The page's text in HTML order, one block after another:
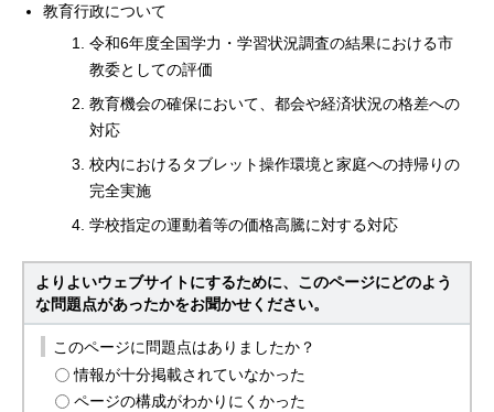
教育行政について
令和6年度全国学力・学習状況調査の結果における市
教委としての評価
教育機会の確保において、都会や経済状況の格差への
対応
校内におけるタブレット操作環境と家庭への持帰りの
完全実施
学校指定の運動着等の価格高騰に対する対応
よりよいウェブサイトにするために、このページにどのよう
な問題点があったかをお聞かせください。
このページに問題点はありましたか？
情報が十分掲載されていなかった
ページの構成がわかりにくかった